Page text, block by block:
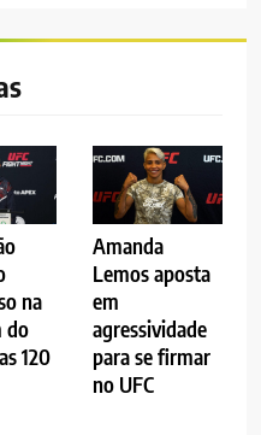
na
do
120
Amanda
Lemos aposta
em
agressividade
para se firmar
no UFC